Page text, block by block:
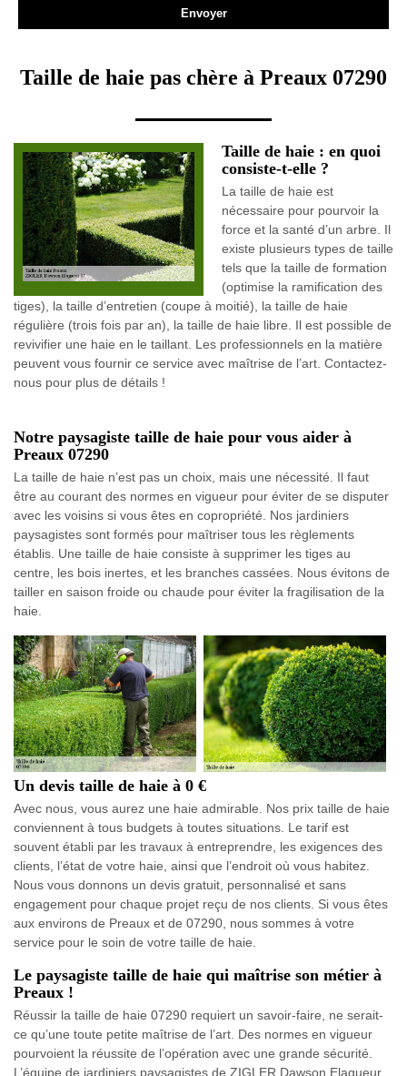
Taille de haie pas chère à Preaux 07290
Taille de haie : en quoi
consiste-t-elle ?
La taille de haie est
nécessaire pour pourvoir la
force et la santé d’un arbre. Il
existe plusieurs types de taille
tels que la taille de formation
(optimise la ramification des
tiges), la taille d’entretien (coupe à moitié), la taille de haie
régulière (trois fois par an), la taille de haie libre. Il est possible de
revivifier une haie en le taillant. Les professionnels en la matière
peuvent vous fournir ce service avec maîtrise de l’art. Contactez-
nous pour plus de détails !
Notre paysagiste taille de haie pour vous aider à
Preaux 07290
La taille de haie n’est pas un choix, mais une nécessité. Il faut
être au courant des normes en vigueur pour éviter de se disputer
avec les voisins si vous êtes en copropriété. Nos jardiniers
paysagistes sont formés pour maîtriser tous les règlements
établis. Une taille de haie consiste à supprimer les tiges au
centre, les bois inertes, et les branches cassées. Nous évitons de
tailler en saison froide ou chaude pour éviter la fragilisation de la
haie.
Un devis taille de haie à 0 €
Avec nous, vous aurez une haie admirable. Nos prix taille de haie
conviennent à tous budgets à toutes situations. Le tarif est
souvent établi par les travaux à entreprendre, les exigences des
clients, l’état de votre haie, ainsi que l’endroit où vous habitez.
Nous vous donnons un devis gratuit, personnalisé et sans
engagement pour chaque projet reçu de nos clients. Si vous êtes
aux environs de Preaux et de 07290, nous sommes à votre
service pour le soin de votre taille de haie.
Le paysagiste taille de haie qui maîtrise son métier à
Preaux !
Réussir la taille de haie 07290 requiert un savoir-faire, ne serait-
ce qu’une toute petite maîtrise de l’art. Des normes en vigueur
pourvoient la réussite de l’opération avec une grande sécurité.
L’équipe de jardiniers paysagistes de ZIGLER Dawson Elagueur